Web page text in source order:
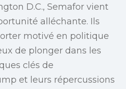
D.C., Semafor vient
alléchante. Ils
motivé en politique
de plonger dans les
clés de
et leurs répercussions